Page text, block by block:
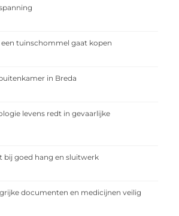
een tuinschommel gaat kopen
in Breda
levens redt in gevaarlijke
bij goed hang en sluitwerk
documenten en medicijnen veilig